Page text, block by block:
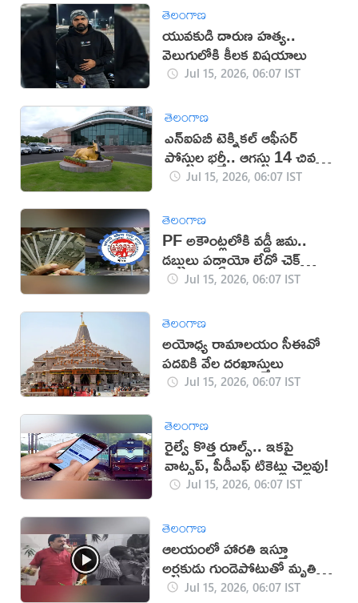
తెలంగాణ
యువకుడి దారుణ హత్య..
వెలుగులోకి కీలక విషయాలు
Jul 15, 2026, 06:07 IST
తెలంగాణ
ఎన్ఐఏబీ టెక్నికల్ ఆఫీసర్
పోస్టుల భర్తీ.. ఆగస్టు 14 చివరి
తేదీ Jul 15, 2026, 06:07 IST
తెలంగాణ
PF అకౌంట్లలోకి వడ్డీ జమ..
డబ్బులు పడ్డాయో లేదో చెక్
చేసుకోండి ఇలా!
Jul 15, 2026, 06:07 IST
తెలంగాణ
అయోధ్య రామాలయం సీఈవో
పదవికి వేల దరఖాస్తులు
Jul 15, 2026, 06:07 IST
తెలంగాణ
రైల్వే కొత్త రూల్స్.. ఇకపై
వాట్సప్, పీడీఎఫ్ టికెట్లు చెల్లవు!
Jul 15, 2026, 06:07 IST
తెలంగాణ
ఆలయంలో హారతి ఇస్తూ
అర్చకుడు గుండెపోటుతో మృతి
(వీడియో)
Jul 15, 2026, 06:07 IST